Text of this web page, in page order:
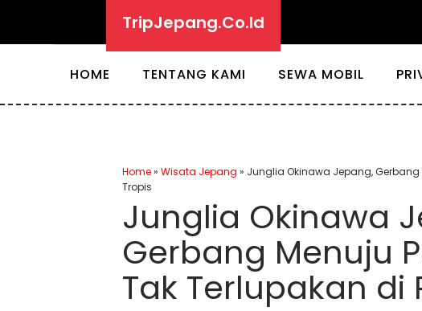
TripJepang.Co.Id
HOME TENTANG KAMI SEWA MOBIL
Home» Wisata Jepang » Junglia Okinawa Jepang,
Tropis
Junglia Okinawa
Gerbang Menuju
Tak Terlupakan di